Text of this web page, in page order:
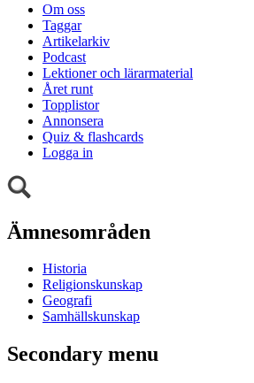
Om oss
Taggar
Artikelarkiv
Podcast
Lektioner och lärarmaterial
Året runt
Topplistor
Annonsera
Quiz & flashcards
Logga in
Ämnesområden
Historia
Religionskunskap
Geografi
Samhällskunskap
Secondary menu